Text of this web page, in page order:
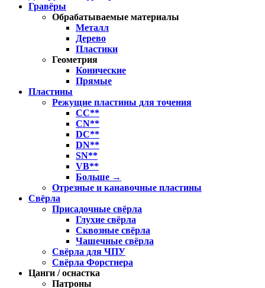
Гравёры
Обрабатываемые материалы
Металл
Дерево
Пластики
Геометрия
Конические
Прямые
Пластины
Режущие пластины для точения
CC**
CN**
DC**
DN**
SN**
VB**
Больше →
Отрезные и канавочные пластины
Свёрла
Присадочные свёрла
Глухие свёрла
Сквозные свёрла
Чашечные свёрла
Свёрла для ЧПУ
Свёрла Форстнера
Цанги / оснастка
Патроны